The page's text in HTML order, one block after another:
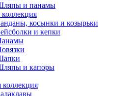
и панамы
косынки и козырьки
и кепки
и капоры
коллекция